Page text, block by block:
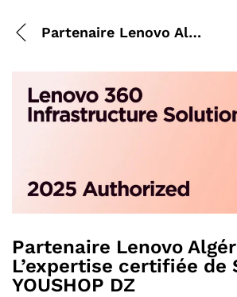
Partenaire Lenovo Algérie : L’expertise certifiée de SARL YOUSHOP DZ
Partenaire Lenovo
L’expertise certifiée de
YOUSHOP DZ